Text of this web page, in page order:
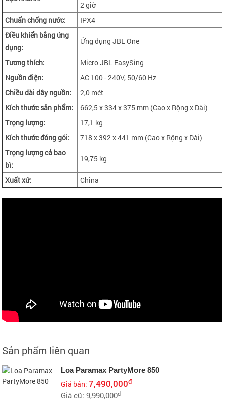
2 giờ
Chuẩn chống nước:
IPX4
Điều khiển bằng ứng
dụng:
Ứng dụng JBL One
Tương thích:
Micro JBL EasySing
Nguồn điện:
AC 100 - 240V, 50/60 Hz
Chiều dài dây nguồn:
2,0 mét
Kích thước sản phẩm:
662,5 x 334 x 375 mm (Cao x Rộng x Dài)
Trọng lượng:
17,1 kg
Kích thước đóng gói:
718 x 392 x 441 mm (Cao x Rộng x Dài)
Trọng lượng cả bao
bì:
19,75 kg
Xuất xứ: China
Sản phẩm liên quan
Loa Paramax PartyMore 850
Giá bán:7,490,000đ
Giá cũ: 9,990,000đ